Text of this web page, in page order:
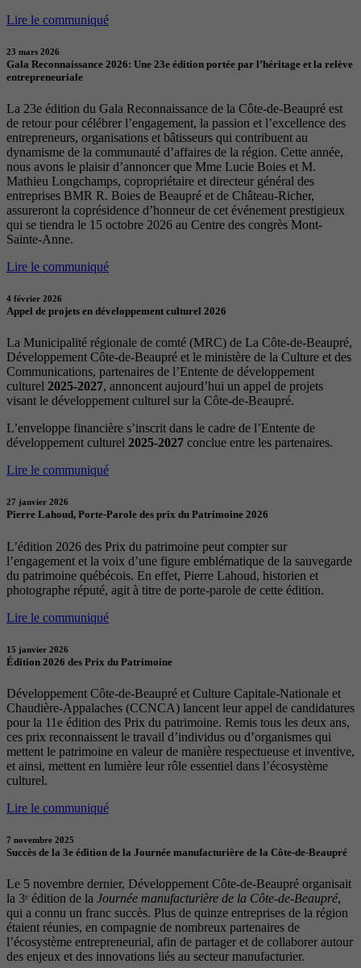
Lire le communiqué
23 mars 2026
Gala Reconnaissance 2026: Une 23e édition portée par l’héritage et la relève
entrepreneuriale
La 23e édition du Gala Reconnaissance de la Côte-de-Beaupré est
de retour pour célébrer l’engagement, la passion et l’excellence des
entrepreneurs, organisations et bâtisseurs qui contribuent au
dynamisme de la communauté d’affaires de la région. Cette année,
nous avons le plaisir d’annoncer que Mme Lucie Boies et M.
Mathieu Longchamps, copropriétaire et directeur général des
entreprises BMR R. Boies de Beaupré et de Château-Richer,
assureront la coprésidence d’honneur de cet événement prestigieux
qui se tiendra le 15 octobre 2026 au Centre des congrès Mont-
Sainte-Anne.
Lire le communiqué
4 février 2026
Appel de projets en développement culturel 2026
La Municipalité régionale de comté (MRC) de La Côte-de-Beaupré,
Développement Côte-de-Beaupré et le ministère de la Culture et des
Communications, partenaires de l’Entente de développement
culturel 2025-2027, annoncent aujourd’hui un appel de projets
visant le développement culturel sur la Côte-de-Beaupré.
L’enveloppe financière s’inscrit dans le cadre de l’Entente de
développement culturel 2025-2027 conclue entre les partenaires.
Lire le communiqué
27 janvier 2026
Pierre Lahoud, Porte-Parole des prix du Patrimoine 2026
L’édition 2026 des Prix du patrimoine peut compter sur
l’engagement et la voix d’une figure emblématique de la sauvegarde
du patrimoine québécois. En effet, Pierre Lahoud, historien et
photographe réputé, agit à titre de porte-parole de cette édition.
Lire le communiqué
15 janvier 2026
Édition 2026 des Prix du Patrimoine
Développement Côte-de-Beaupré et Culture Capitale-Nationale et
Chaudière-Appalaches (CCNCA) lancent leur appel de candidatures
pour la 11e édition des Prix du patrimoine. Remis tous les deux ans,
ces prix reconnaissent le travail d’individus ou d’organismes qui
mettent le patrimoine en valeur de manière respectueuse et inventive,
et ainsi, mettent en lumière leur rôle essentiel dans l’écosystème
culturel.
Lire le communiqué
7 novembre 2025
Succès de la 3e édition de la Journée manufacturière de la Côte-de-Beaupré
Le 5 novembre dernier, Développement Côte-de-Beaupré organisait
la 3ᵉ édition de la Journée manufacturière de la Côte-de-Beaupré,
qui a connu un franc succès. Plus de quinze entreprises de la région
étaient réunies, en compagnie de nombreux partenaires de
l’écosystème entrepreneurial, afin de partager et de collaborer autour
des enjeux et des innovations liés au secteur manufacturier.